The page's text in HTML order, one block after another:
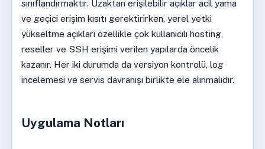
sınıflandırmaktır. Uzaktan erişilebilir açıklar acil yama
ve geçici erişim kısıtı gerektirirken, yerel yetki
yükseltme açıkları özellikle çok kullanıcılı hosting,
reseller ve SSH erişimi verilen yapılarda öncelik
kazanır. Her iki durumda da versiyon kontrolü, log
incelemesi ve servis davranışı birlikte ele alınmalıdır.
Uygulama Notları